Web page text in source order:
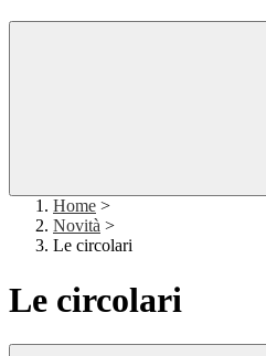
Home >
Novità >
Le circolari
Le circolari